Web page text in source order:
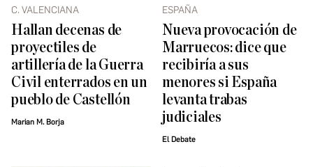
C. VALENCIANA
Hallan decenas de
proyectiles de
artillería de la Guerra
Civil enterrados en un
pueblo de Castellón
Marian M. Borja
ESPAÑA
Nueva provocación de
Marruecos: dice que
recibiría a sus
menores si España
levanta trabas
judiciales
El Debate